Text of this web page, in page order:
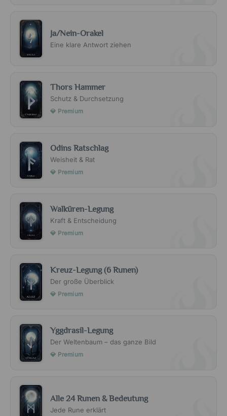
Ja/Nein-Orakel
Eine klare Antwort ziehen
Thors Hammer
Schutz & Durchsetzung
💎 Premium
Odins Ratschlag
Weisheit & Rat
💎 Premium
Walküren-Legung
Kraft & Entscheidung
💎 Premium
Kreuz-Legung (6 Runen)
Der große Überblick
💎 Premium
Yggdrasil-Legung
Der Weltenbaum – das ganze Bild
💎 Premium
Alle 24 Runen & Bedeutung
Jede Rune erklärt